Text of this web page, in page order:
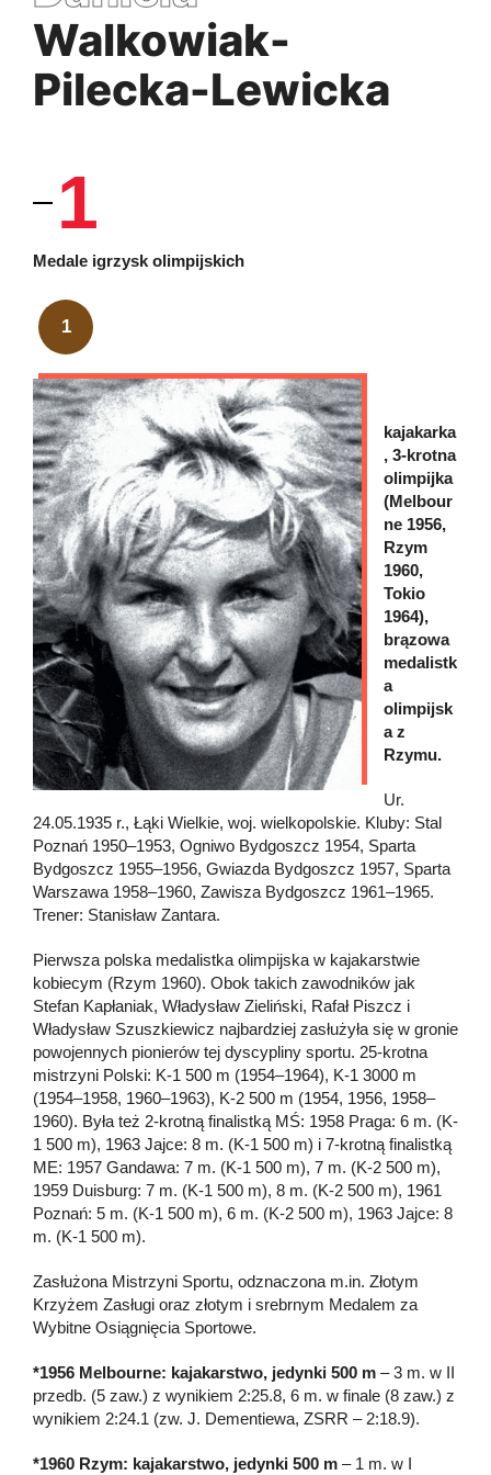
Walkowiak-
Pilecka-Lewicka
1
Medale igrzysk olimpijskich
1
kajakarka
, 3-krotna
olimpijka
(Melbour
ne 1956,
Rzym
1960,
Tokio
1964),
brązowa
medalistk
a
olimpijsk
a z
Rzymu.
Ur.
24.05.1935 r., Łąki Wielkie, woj. wielkopolskie. Kluby: Stal
Poznań 1950–1953, Ogniwo Bydgoszcz 1954, Sparta
Bydgoszcz 1955–1956, Gwiazda Bydgoszcz 1957, Sparta
Warszawa 1958–1960, Zawisza Bydgoszcz 1961–1965.
Trener: Stanisław Zantara.
Pierwsza polska medalistka olimpijska w kajakarstwie
kobiecym (Rzym 1960). Obok takich zawodników jak
Stefan Kapłaniak, Władysław Zieliński, Rafał Piszcz i
Władysław Szuszkiewicz najbardziej zasłużyła się w gronie
powojennych pionierów tej dyscypliny sportu. 25-krotna
mistrzyni Polski: K-1 500 m (1954–1964), K-1 3000 m
(1954–1958, 1960–1963), K-2 500 m (1954, 1956, 1958–
1960). Była też 2-krotną finalistką MŚ: 1958 Praga: 6 m. (K-
1 500 m), 1963 Jajce: 8 m. (K-1 500 m) i 7-krotną finalistką
ME: 1957 Gandawa: 7 m. (K-1 500 m), 7 m. (K-2 500 m),
1959 Duisburg: 7 m. (K-1 500 m), 8 m. (K-2 500 m), 1961
Poznań: 5 m. (K-1 500 m), 6 m. (K-2 500 m), 1963 Jajce: 8
m. (K-1 500 m).
Zasłużona Mistrzyni Sportu, odznaczona m.in. Złotym
Krzyżem Zasługi oraz złotym i srebrnym Medalem za
Wybitne Osiągnięcia Sportowe.
*1956 Melbourne: kajakarstwo, jedynki 500 m – 3 m. w II
przedb. (5 zaw.) z wynikiem 2:25.8, 6 m. w finale (8 zaw.) z
wynikiem 2:24.1 (zw. J. Dementiewa, ZSRR – 2:18.9).
*1960 Rzym: kajakarstwo, jedynki 500 m – 1 m. w I